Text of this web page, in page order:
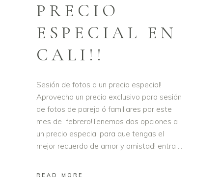
PRECIO
ESPECIAL EN
CALI!!
Sesión de fotos a un precio especial!
Aprovecha un precio exclusivo para sesión
de fotos de pareja ó familiares por este
mes de febrero!Tenemos dos opciones a
un precio especial para que tengas el
mejor recuerdo de amor y amistad! entra
READ MORE